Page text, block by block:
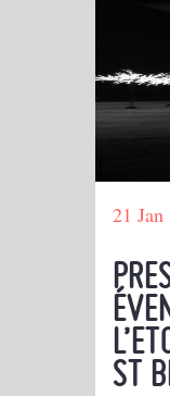
21 Jan
ST